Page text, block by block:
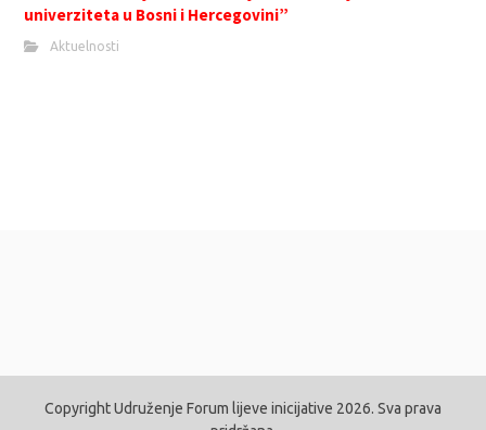
univerziteta u Bosni i Hercegovini”
Aktuelnosti
Copyright Udruženje Forum lijeve inicijative 2026. Sva prava